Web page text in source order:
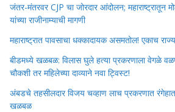
जंतर-मंतरवर CJP चा जोरदार आंदोलन; महाराष्ट्रातून
यांच्या राजीनाम्याची मागणी
महाराष्ट्रात पावसाचा धक्कादायक असमतोल! एकाच
बीडमध्ये खळबळ: विलास घुले हत्या प्रकरणाला वेगळे
चौकशी तर महिलेच्या दाव्याने नवा ट्विस्ट!
अंबडचे तहसीलदार विजय चव्हाण लाच प्रकरणात
खळबळ